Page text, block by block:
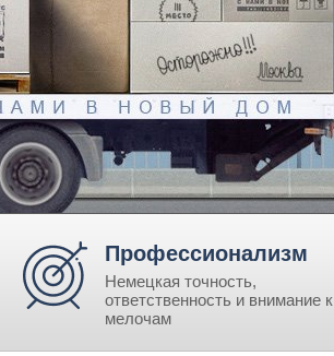
Профессионализм
Немецкая точность,
ответственность и внимание к
мелочам